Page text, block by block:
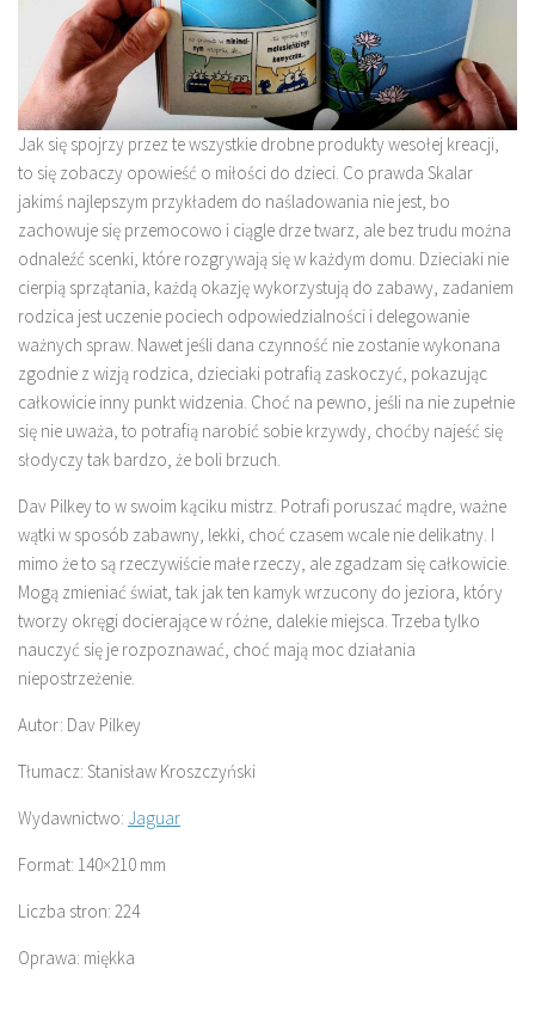
Jak się spojrzy przez te wszystkie drobne produkty wesołej kreacji,
to się zobaczy opowieść o miłości do dzieci. Co prawda Skalar
jakimś najlepszym przykładem do naśladowania nie jest, bo
zachowuje się przemocowo i ciągle drze twarz, ale bez trudu można
odnaleźć scenki, które rozgrywają się w każdym domu. Dzieciaki nie
cierpią sprzątania, każdą okazję wykorzystują do zabawy, zadaniem
rodzica jest uczenie pociech odpowiedzialności i delegowanie
ważnych spraw. Nawet jeśli dana czynność nie zostanie wykonana
zgodnie z wizją rodzica, dzieciaki potrafią zaskoczyć, pokazując
całkowicie inny punkt widzenia. Choć na pewno, jeśli na nie zupełnie
się nie uważa, to potrafią narobić sobie krzywdy, choćby najeść się
słodyczy tak bardzo, że boli brzuch.
Dav Pilkey to w swoim kąciku mistrz. Potrafi poruszać mądre, ważne
wątki w sposób zabawny, lekki, choć czasem wcale nie delikatny. I
mimo że to są rzeczywiście małe rzeczy, ale zgadzam się całkowicie.
Mogą zmieniać świat, tak jak ten kamyk wrzucony do jeziora, który
tworzy okręgi docierające w różne, dalekie miejsca. Trzeba tylko
nauczyć się je rozpoznawać, choć mają moc działania
niepostrzeżenie.
Autor: Dav Pilkey
Tłumacz: Stanisław Kroszczyński
Wydawnictwo: Jaguar
Format: 140×210 mm
Liczba stron: 224
Oprawa: miękka